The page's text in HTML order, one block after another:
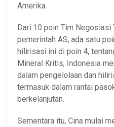
Amerika.
Dari 10 poin Tim Negosiasi
pemerintah AS, ada satu
hilirisasi ini di poin 4,
Mineral Kritis, Indonesia
dalam pengelolaan dan
termasuk dalam rantai
berkelanjutan.
Sementara itu, Cina mulai